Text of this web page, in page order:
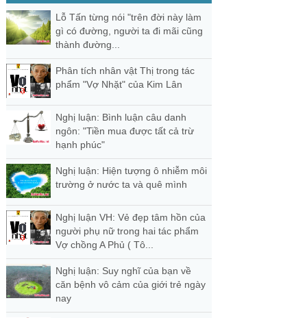
Lỗ Tấn từng nói "trên đời này làm
gì có đường, người ta đi mãi cũng
thành đường...
Phân tích nhân vật Thị trong tác
phẩm "Vợ Nhặt" của Kim Lân
Nghị luận: Bình luận câu danh
ngôn: "Tiền mua được tất cả trừ
hạnh phúc"
Nghị luận: Hiện tượng ô nhiễm môi
trường ở nước ta và quê mình
Nghị luận VH: Vẻ đẹp tâm hồn của
người phụ nữ trong hai tác phẩm
Vợ chồng A Phủ ( Tô...
Nghị luận: Suy nghĩ của bạn về
căn bệnh vô cảm của giới trẻ ngày
nay